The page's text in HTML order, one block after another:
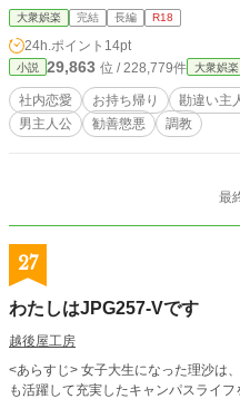
耳る無能な常務や、陰湿なお局グルー
の『鉄壁の絆』で完全に叩き潰して逆
と上り詰めた黒川を待っていたのは、
川の『聖域』となったオフィスだった。 「課長……今日は私、何も穿い
んです❤」 コピー機の前で、会議室の机の下で、そして誰もいない資料室で、
欲望のリミッターを解除した3人の美
堂々と色気で迫り狂う！ モルディブ
を完全駆逐し、誰もが羨む至高の地
開のオフィス官能サスペンス、ここに
大衆娯楽 完結 長編 R18
24h.ポイント 14pt
小説 29,863 位 / 228,779件 大衆娯楽
社内恋愛 お持ち帰り 勘違い主
男主人公
勧善懲悪 調教
最
27
わたしはJPG257-Vです
越後屋工房
<あらすじ> 女子大生になった理沙は、その恵まれた容姿を生かしモデルとして
も活躍して充実したキャンパスライ